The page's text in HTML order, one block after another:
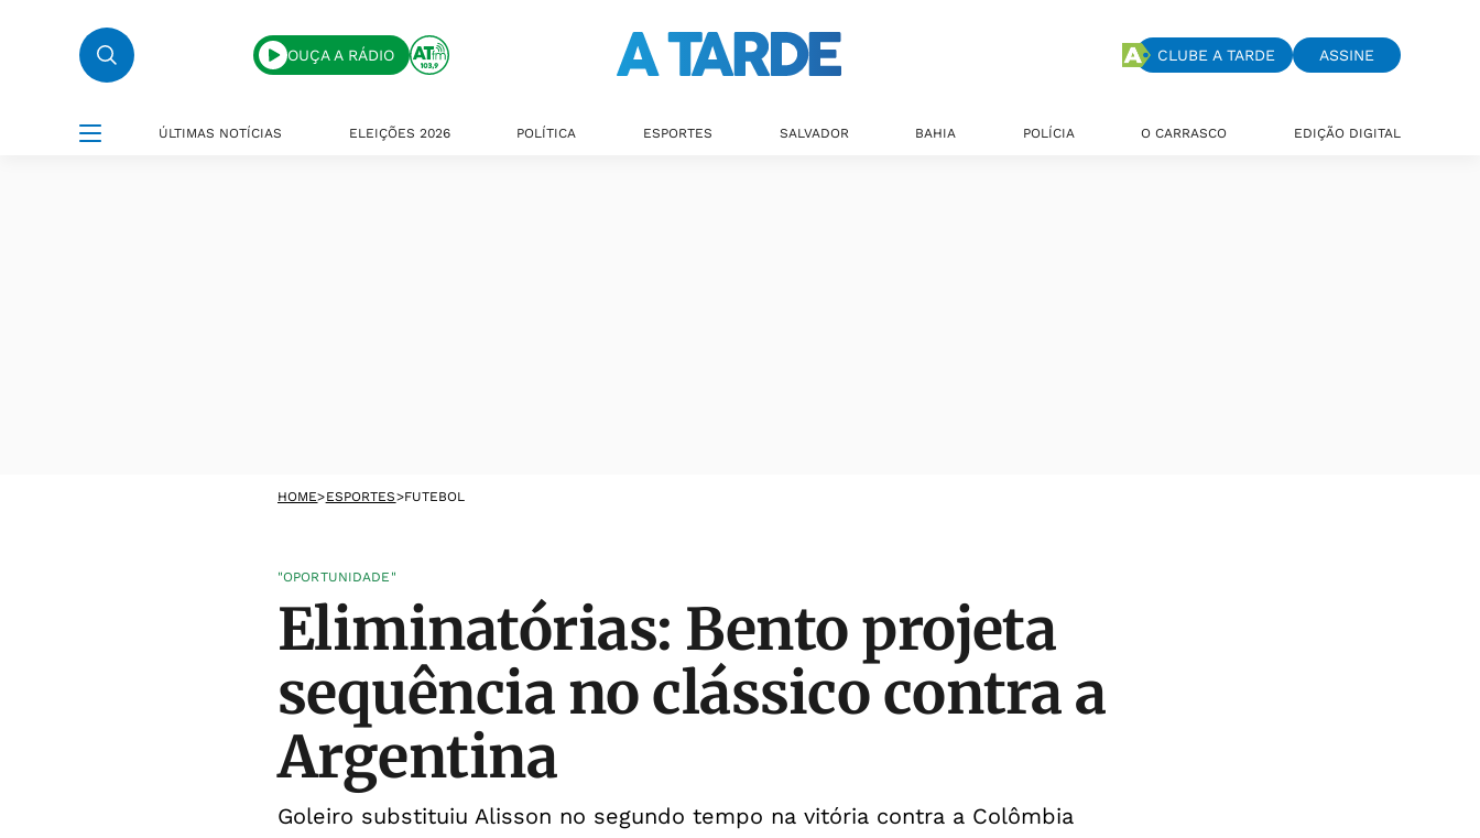
OUÇA A RÁDIO CLUBE A TARDE ASSINE
ÚLTIMAS NOTÍCIAS ELEIÇÕES 2026 POLÍTICA ESPORTES SALVADOR BAHIA POLÍCIA O CARRASCO EDIÇÃO DIGITAL
HOME>ESPORTES>FUTEBOL
"OPORTUNIDADE"
Eliminatórias: Bento projeta
sequência no clássico contra a
Argentina
Goleiro substituiu Alisson no segundo tempo na vitória contra a Colômbia